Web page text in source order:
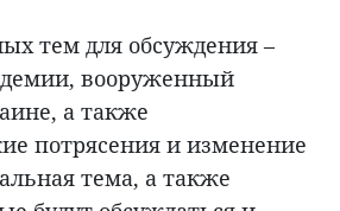
тем для обсуждения –
вооруженный
а также
потрясения и изменение
тема, а также